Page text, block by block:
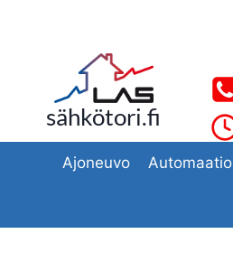
sähkötori.fi
Ajoneuvo Automaatio